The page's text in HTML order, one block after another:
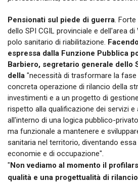
Pensionati sul piede di guerra.
dello SPI CGIL provinciale e dell'area
polo sanitario di riabilitazione.
espressa dalla Funzione Pubblica
Barbiero, segretario generale dello
della "necessità di trasformare la
concreta operazione di rilancio della
investimenti e a un progetto di
rispetto alla qualificazione dei servizi e
all'interno di una logica pubblico-
ma funzionale a mantenere e
sanitaria nel territorio, diventando
economie e di occupazione".
"Non vediamo al momento il
qualità e una progettualità di rilancio